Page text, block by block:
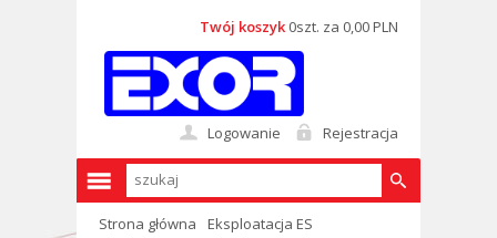
Logowanie Rejestracja
Twój koszyk 0szt. za 0,00 PLN
Strona główna
Eksploatacja ES